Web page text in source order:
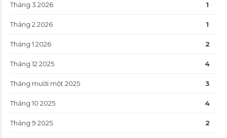
Tháng 3 2026 1
Tháng 2 2026 1
Tháng 1 2026 2
Tháng 12 2025 4
Tháng mười một 2025 3
Tháng 10 2025 4
Tháng 9 2025 2